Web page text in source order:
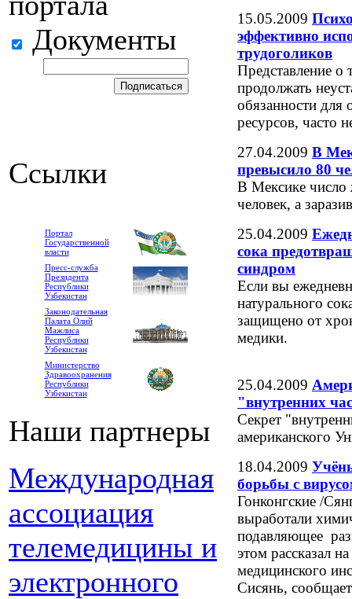
Документы
Ссылки
Портал
Государственной
власти
Пресс-служба
Президента
Республики
Узбекистан
Законодательная
Палата Олий
Мажлиса
Республики
Узбекистан
Министерство
Здравоохранения
Республики
Узбекистан
Наши партнеры
Международная
ассоциация
телемедицины и
электронного
15.05.2009
эффективно
трудоголиков
Представление о
продолжать
обязанности для
ресурсов, часто
27.04.2009 В
превысило 80
В Мексике число
человек, а
25.04.2009
сока
синдром
Если вы
натурального
защищено от
медики.
25.04.2009
"внутренних
Секрет
американского
18.04.2009
борьбы с
Гонконгские /
выработали
подавляющее
этом рассказал
медицинского
Сисянь,